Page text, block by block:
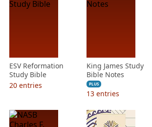
ESV Reformation
Study Bible
20 entries
King James Study
Bible Notes
PLUS
13 entries